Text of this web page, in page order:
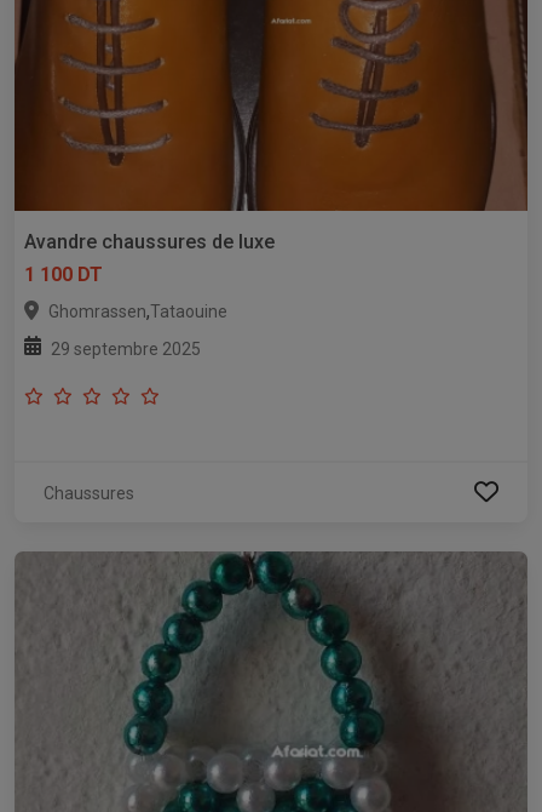
Avandre chaussures de luxe
1 100 DT
Ghomrassen,Tataouine
29 septembre 2025
Chaussures